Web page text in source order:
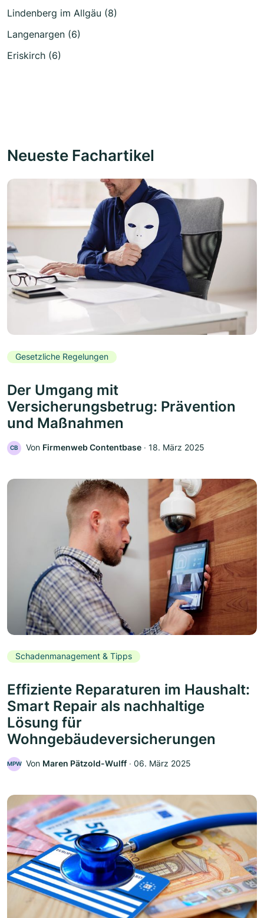
Lindenberg im Allgäu (8)
Langenargen (6)
Eriskirch (6)
Neueste Fachartikel
Gesetzliche Regelungen
Der Umgang mit
Versicherungsbetrug: Prävention
und Maßnahmen
CB Von Firmenweb Contentbase ‧ 18. März 2025
Schadenmanagement & Tipps
Effiziente Reparaturen im Haushalt:
Smart Repair als nachhaltige
Lösung für
Wohngebäudeversicherungen
MPW Von Maren Pätzold-Wulff ‧ 06. März 2025